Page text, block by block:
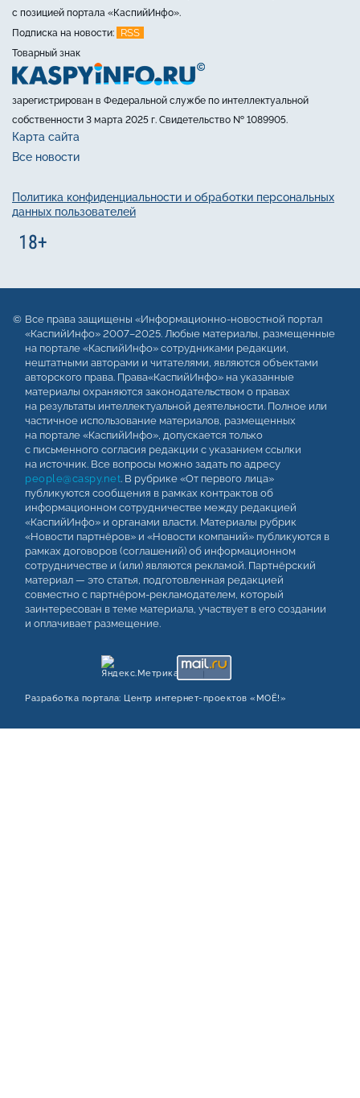
с позицией портала «КаспийИнфо».
Подписка на новости:
RSS
Товарный знак
зарегистрирован в Федеральной службе по интеллектуальной
собственности 3 марта 2025 г. Свидетельство № 1089905.
Карта сайта
Все новости
Политика конфиденциальности и обработки персональных
данных пользователей
Все права защищены «Информационно-новостной портал
«КаспийИнфо» 2007–2025. Любые материалы, размещенные
на портале «КаспийИнфо» сотрудниками редакции,
нештатными авторами и читателями, являются объектами
авторского права. Права«КаспийИнфо» на указанные
материалы охраняются законодательством о правах
на результаты интеллектуальной деятельности. Полное или
частичное использование материалов, размещенных
на портале «КаспийИнфо», допускается только
с письменного согласия редакции с указанием ссылки
на источник. Все вопросы можно задать по адресу
people@caspy.net. В рубрике «От первого лица»
публикуются сообщения в рамках контрактов об
информационном сотрудничестве между редакцией
«КаспийИнфо» и органами власти. Материалы рубрик
«Новости партнёров» и «Новости компаний» публикуются в
рамках договоров (соглашений) об информационном
сотрудничестве и (или) являются рекламой. Партнёрский
материал — это статья, подготовленная редакцией
совместно с партнёром-рекламодателем, который
заинтересован в теме материала, участвует в его создании
и оплачивает размещение.
Разработка портала: Центр интернет‑проектов «МОЁ!»